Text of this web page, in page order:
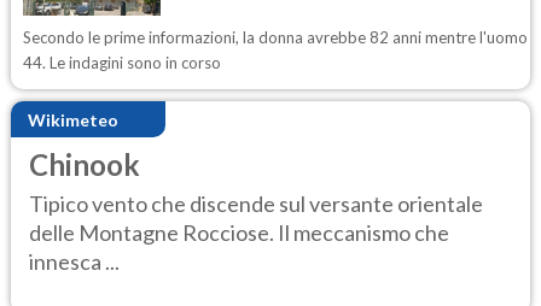
Secondo le prime informazioni, la donna avrebbe 82 anni mentre l'uomo
44. Le indagini sono in corso
Wikimeteo
Chinook
Tipico vento che discende sul versante orientale
delle Montagne Rocciose. Il meccanismo che
innesca ...